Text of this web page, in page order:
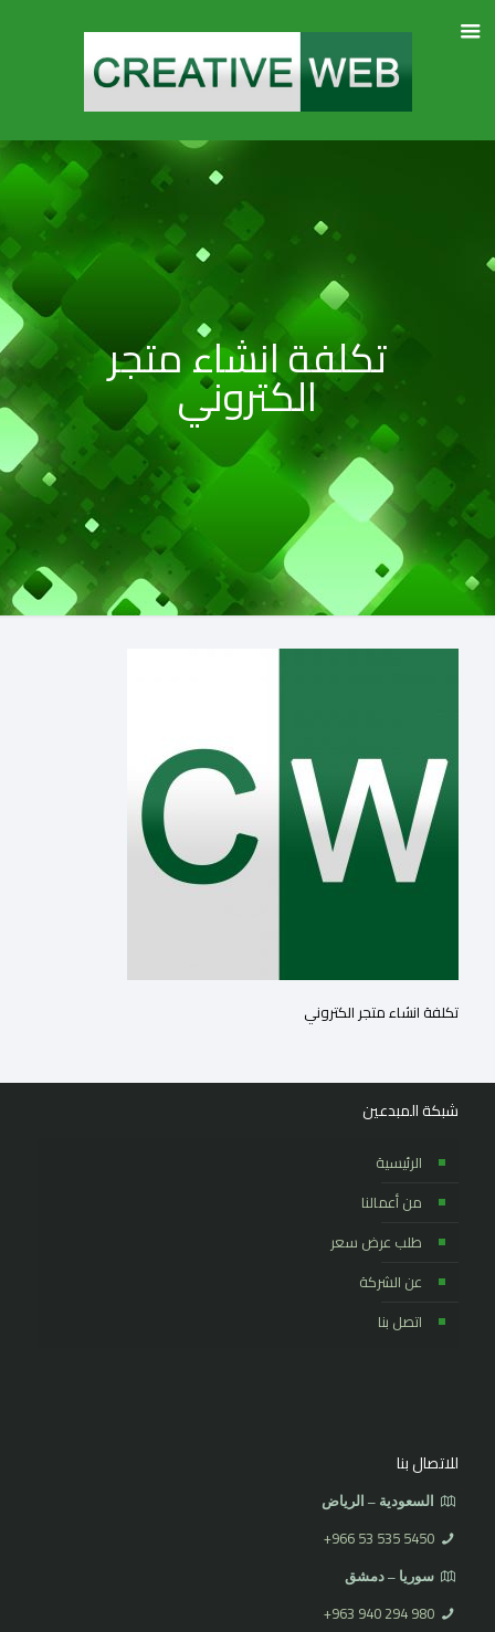
تكلفة انشاء متجر
الكتروني
تكلفة انشاء متجر الكتروني
شبكة المبدعين
الرئيسية
من أعمالنا
طلب عرض سعر
عن الشركة
اتصل بنا
للاتصال بنا
السعودية – الرياض
⁦+966 53 535 5450
سوريا – دمشق
⁦+963 940 294 980⁩